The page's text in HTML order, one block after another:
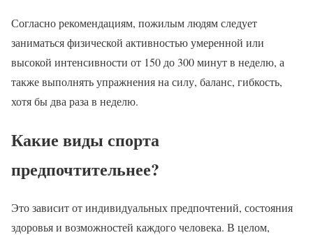
Согласно рекомендациям, пожилым людям следует
заниматься физической активностью умеренной или
высокой интенсивности от 150 до 300 минут в неделю, а
также выполнять упражнения на силу, баланс, гибкость,
хотя бы два раза в неделю.
Какие виды спорта
предпочтительнее?
Это зависит от индивидуальных предпочтений, состояния
здоровья и возможностей каждого человека. В целом,